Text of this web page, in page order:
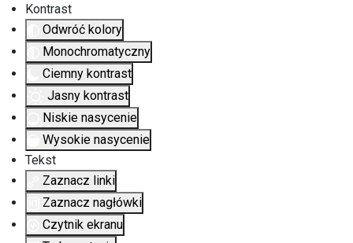
Kontrast
Odwróć kolory
Monochromatyczny
Ciemny kontrast
Jasny kontrast
Niskie nasycenie
Wysokie nasycenie
Tekst
Zaznacz linki
Zaznacz nagłówki
Czytnik ekranu